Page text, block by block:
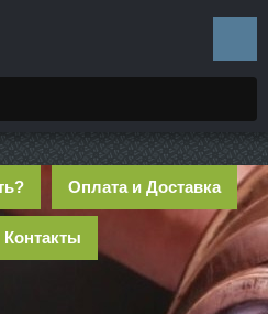
Оплата и Доставка
Контакты